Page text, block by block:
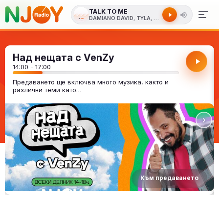
TALK TO ME
DAMIANO DAVID, TYLA, NILE RODGERS
Над нещата с VenZy
14:00 - 17:00
Предаването ще включва много музика, както и
различни теми като…
Към предаването